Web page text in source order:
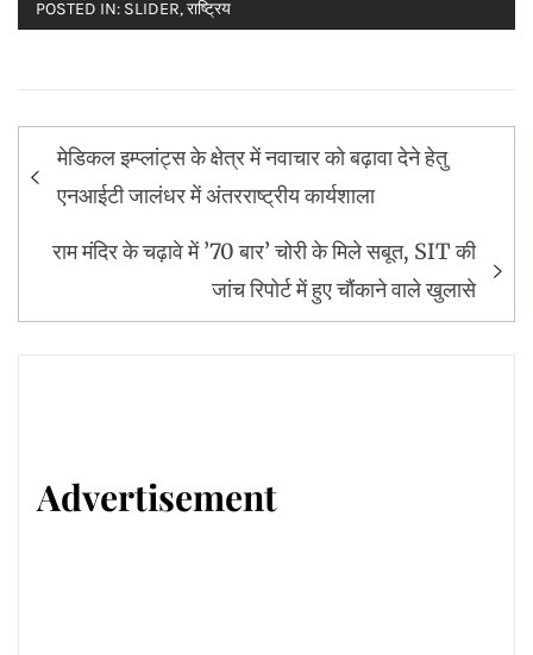
POSTED IN: SLIDER,राष्ट्रिय
Post
navigation
मेडिकल इम्प्लांट्स के क्षेत्र में नवाचार को बढ़ावा देने हेतु
एनआईटी जालंधर में अंतरराष्ट्रीय कार्यशाला
राम मंदिर के चढ़ावे में ’70 बार’ चोरी के मिले सबूत, SIT की
जांच रिपोर्ट में हुए चौंकाने वाले खुलासे
Advertisement